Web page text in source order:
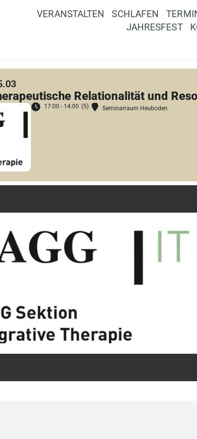
VERANSTALTEN SCHLAFEN
JAHRESFEST
Relationalität und
17:00 - 14:00 (5) Seminarraum Heuboden